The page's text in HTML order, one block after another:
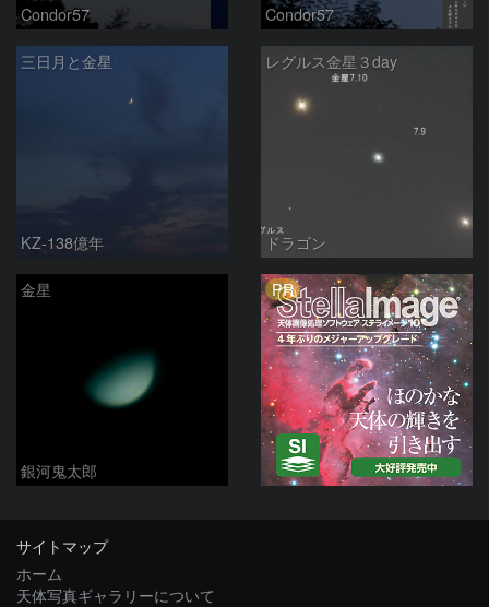
Condor57 Condor57
三日月と金星
KZ-138億年
レグルス金星３day
ドラゴン
金星
銀河鬼太郎
PR
サイトマップ
ホーム
天体写真ギャラリーについて